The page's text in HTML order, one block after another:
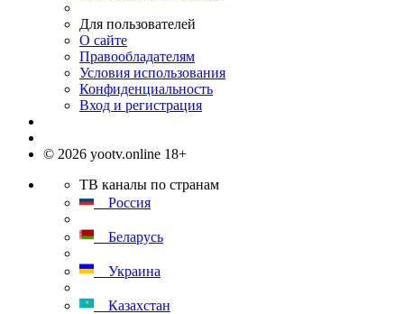
Для пользователей
О сайте
Правообладателям
Условия использования
Конфиденциальность
Вход и регистрация
© 2026 yootv.online 18+
ТВ каналы по странам
Россия
Беларусь
Украина
Казахстан